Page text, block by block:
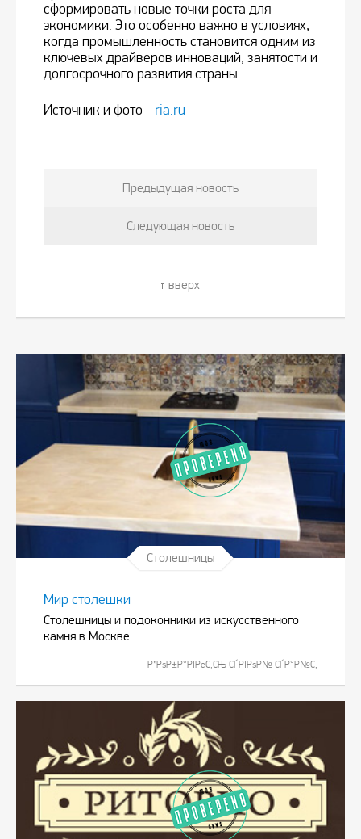
сформировать новые точки роста для
экономики. Это особенно важно в условиях,
когда промышленность становится одним из
ключевых драйверов инноваций, занятости и
долгосрочного развития страны.
Источник и фото - ria.ru
Предыдущая новость
Следующая новость
вверх
Столешницы
Мир столешки
Столешницы и подоконники из искусственного
камня в Москве
Р”РѕР±Р°РІРёС‚СЊ СЃРІРѕР№ СЃР°Р№С‚